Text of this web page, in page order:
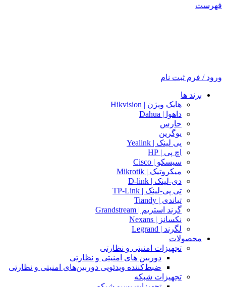
فهرست
ورود / فرم ثبت نام
برند ها
هایک ویژن | Hikvision
داهوا | Dahua
حارس
یوگرین
یی لینک | Yealink
اچ پی | HP
سیسکو | Cisco
میکروتیک | Mikrotik
دی-لینک | D-link
تی پی-لینک | TP-Link
تیاندی | Tiandy
گرند استریم | Grandstream
نکسانز | Nexans
لگرند | Legrand
محصولات
تجهیزات امنیتی و نظارتی
دوربین های امنیتی و نظارتی
ضبط‌کننده ویدئویی دوربین‌های امنیتی و نظارتی
تجهیزات شبکه